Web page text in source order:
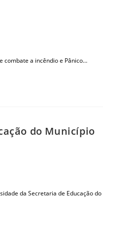
combate a incêndio e Pânico…
do Município
da Secretaria de Educação do